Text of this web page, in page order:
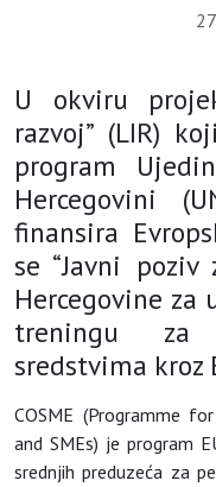
U okviru
razvoj” (LIR)
program
Hercegovini
finansira
se “Javni
Hercegovine za
treningu za
sredstvima kroz
COSME (Programme
and SMEs) je program
srednjih preduzeća za